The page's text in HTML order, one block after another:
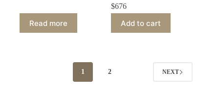
Read more
$676
Add to cart
1 2 NEXT